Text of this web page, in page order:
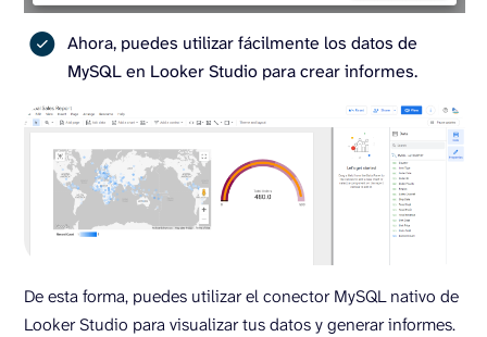
Ahora, puedes utilizar fácilmente los datos de
MySQL en Looker Studio para crear informes.
De esta forma, puedes utilizar el conector MySQL nativo de
Looker Studio para visualizar tus datos y generar informes.